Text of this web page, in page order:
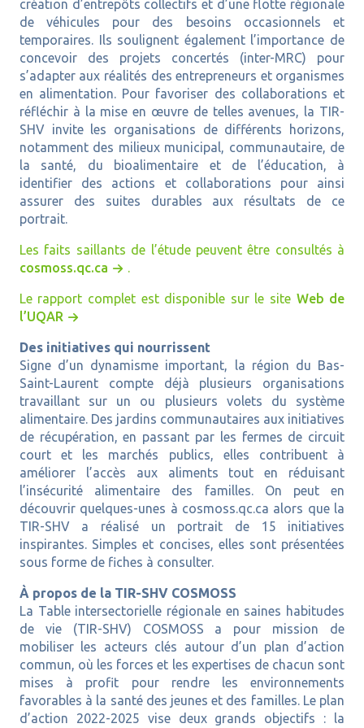
création d’entrepôts collectifs et d’une flotte régionale
de véhicules pour des besoins occasionnels et
temporaires. Ils soulignent également l’importance de
concevoir des projets concertés (inter-MRC) pour
s’adapter aux réalités des entrepreneurs et organismes
en alimentation. Pour favoriser des collaborations et
réfléchir à la mise en œuvre de telles avenues, la TIR-
SHV invite les organisations de différents horizons,
notamment des milieux municipal, communautaire, de
la santé, du bioalimentaire et de l’éducation, à
identifier des actions et collaborations pour ainsi
assurer des suites durables aux résultats de ce
portrait.
Les faits saillants de l’étude peuvent être consultés à
cosmoss.qc.ca
.
Le rapport complet est disponible sur le site Web de
l’UQAR
Des initiatives qui nourrissent
Signe d’un dynamisme important, la région du Bas-
Saint-Laurent compte déjà plusieurs organisations
travaillant sur un ou plusieurs volets du système
alimentaire. Des jardins communautaires aux initiatives
de récupération, en passant par les fermes de circuit
court et les marchés publics, elles contribuent à
améliorer l’accès aux aliments tout en réduisant
l’insécurité alimentaire des familles. On peut en
découvrir quelques-unes à cosmoss.qc.ca alors que la
TIR-SHV a réalisé un portrait de 15 initiatives
inspirantes. Simples et concises, elles sont présentées
sous forme de fiches à consulter.
À propos de la TIR-SHV COSMOSS
La Table intersectorielle régionale en saines habitudes
de vie (TIR-SHV) COSMOSS a pour mission de
mobiliser les acteurs clés autour d’un plan d’action
commun, où les forces et les expertises de chacun sont
mises à profit pour rendre les environnements
favorables à la santé des jeunes et des familles. Le plan
d’action 2022-2025 vise deux grands objectifs : la